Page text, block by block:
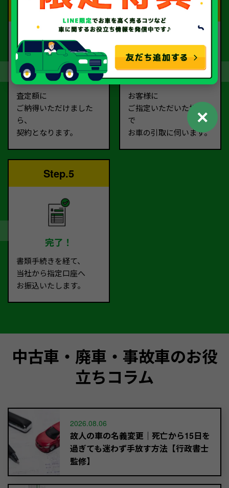
Step.3
契約
査定額に
ご納得いただけました
ら、
契約となります。
Step.4
お引取り
お客様に
ご指定いただいた場所ま
で
お車の引取に伺います。
Step.5
完了！
書類手続きを経て、
当社から指定口座へ
お振込いたします。
中古車・廃車・事故車のお役
立ちコラム
2026.08.06
故人の車の名義変更｜死亡から15日を
過ぎても迷わず手放す方法【行政書士
監修】
✕